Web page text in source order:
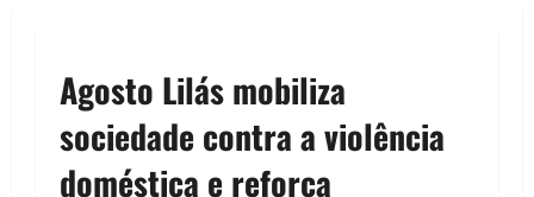
Agosto Lilás mobiliza
sociedade contra a violência
doméstica e reforça